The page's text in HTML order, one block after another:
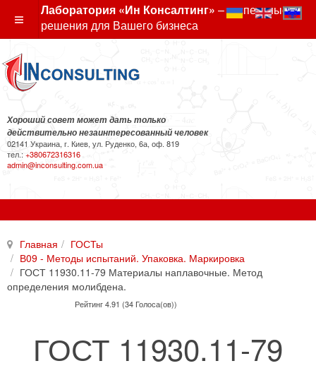
Лаборатория «Ин Консалтинг» – экспертные
решения для Вашего бизнеса
Хороший совет может дать только
действительно незаинтересованный человек
02141 Украина, г. Киев, ул. Руденко, 6а, оф. 819
тел.: +380672316316
admin@inconsulting.com.ua
Главная
ГОСТы
В09 - Методы испытаний. Упаковка. Маркировка
ГОСТ 11930.11-79 Материалы наплавочные. Метод
определения молибдена.
Рейтинг 4.91 (34 Голоса(ов))
ГОСТ 11930.11-79